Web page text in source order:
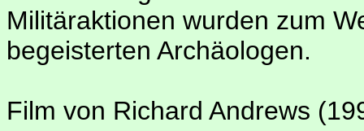
Militäraktionen wurden zum
begeisterten Archäologen.
Film von Richard Andrews